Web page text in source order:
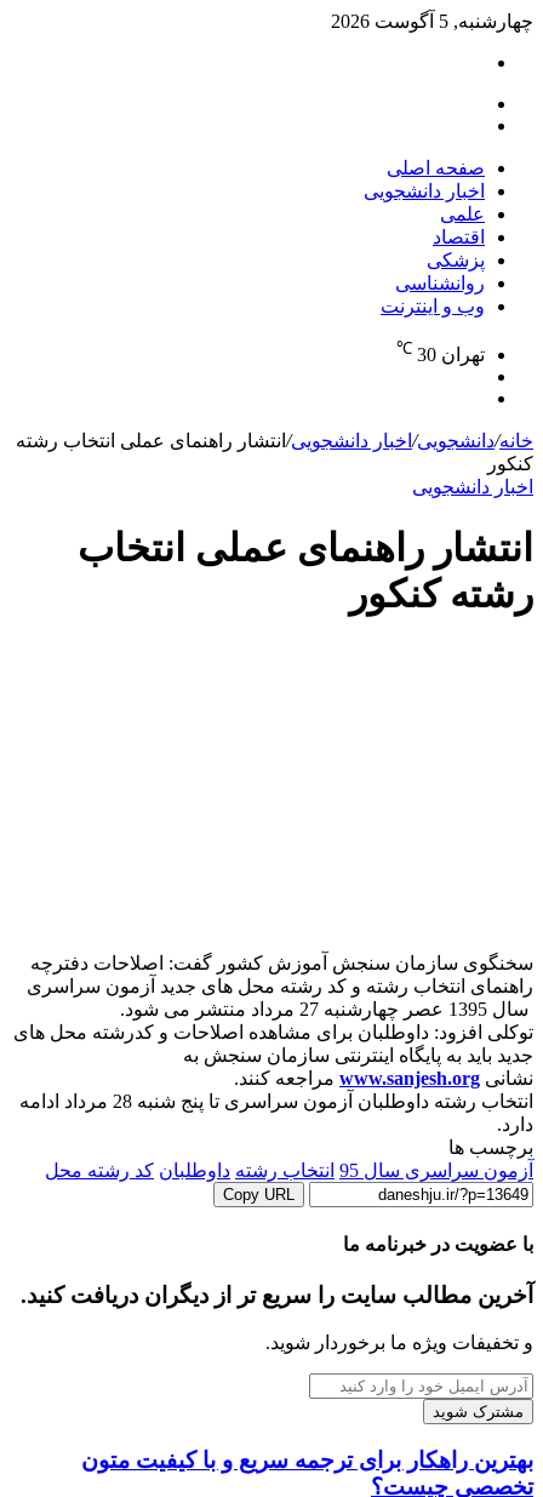
چهارشنبه, 5 آگوست 2026
صفحه اصلی
اخبار دانشجویی
علمی
اقتصاد
پزشکی
روانشناسی
وب و اینترنت
تهران 30
℃
خانه/دانشجویی/ اخبار دانشجویی/ انتشار راهنمای عملی انتخاب رشته
کنکور
اخبار دانشجویی
انتشار راهنمای عملی انتخاب
رشته کنکور
سخنگوی سازمان سنجش آموزش کشور گفت: اصلاحات دفترچه
راهنمای انتخاب رشته و کد رشته محل های جدید آزمون سراسری
سال 1395 عصر چهارشنبه 27 مرداد منتشر می شود.
توکلی افزود: داوطلبان برای مشاهده اصلاحات و کدرشته محل های
جدید باید به پایگاه اینترنتی سازمان سنجش به
نشانی www.sanjesh.org مراجعه کنند.
انتخاب رشته داوطلبان آزمون سراسری تا پنج شنبه 28 مرداد ادامه
دارد.
برچسب ها
آزمون سراسری سال 95
انتخاب رشته داوطلبان کد رشته محل
Copy URL
با عضویت در خبرنامه ما
آخرین مطالب سایت را سریع تر از دیگران دریافت کنید.
و تخفیفات ویژه ما برخوردار شوید.
آدرس
ایمیل
خود
وارد
بهترین
راهکار
بهترین راهکار برای ترجمه سریع و با کیفیت متون
تخصصی چیست؟